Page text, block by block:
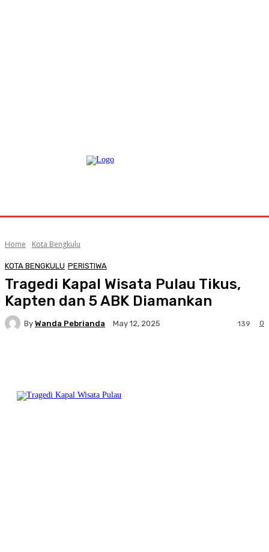
Home Kota Bengkulu
KOTA BENGKULU PERISTIWA
Tragedi Kapal Wisata Pulau Tikus,
Kapten dan 5 ABK Diamankan
By Wanda Pebrianda May 12, 2025 0
139